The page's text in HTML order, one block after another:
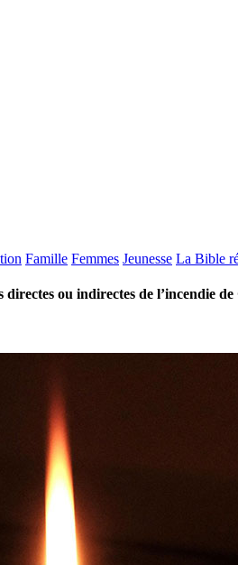
Famille Femmes Jeunesse La Bible
directes ou indirectes de l’incendie